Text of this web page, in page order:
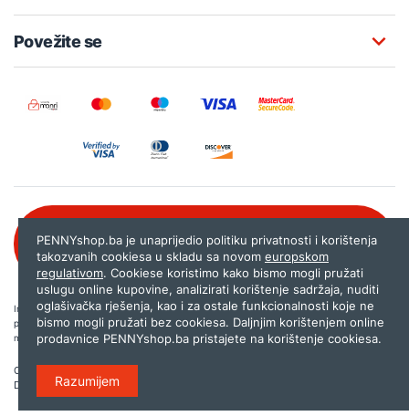
Povežite se
080 020 261
Internet trgovina PENNYshop.ba nastoji objavljivati samo provjerene i pravilne
podatke. Ako na našoj stranici otkrijete neistinite, odnosno neadekvatne informacije,
molimo vas da nam to javite nashop@pennyplus.com .
Copyright © 2026.
Dizajn i programiranje:
PENNYshop.ba je unaprijedio politiku privatnosti i korištenja
takozvanih cookiesa u skladu sa novom europskom
regulativom. Cookiese koristimo kako bismo mogli pružati
uslugu online kupovine, analizirati korištenje sadržaja, nuditi
oglašivačka rješenja, kao i za ostale funkcionalnosti koje ne
bismo mogli pružati bez cookiesa. Daljnjim korištenjem online
prodavnice PENNYshop.ba pristajete na korištenje cookiesa.
Razumijem